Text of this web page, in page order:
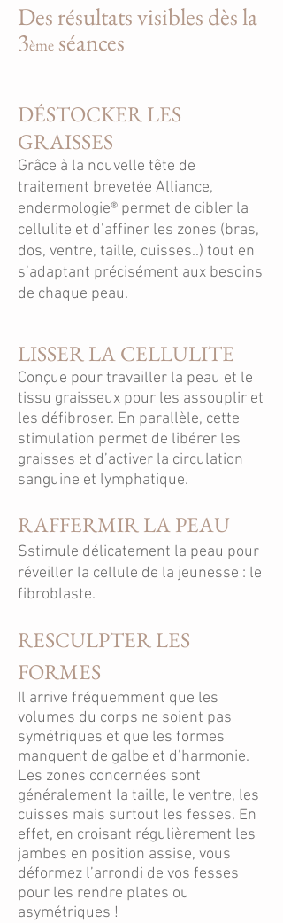
Des résultats visibles dès la
3ème séances
​DÉSTOCKER LES
GRAISSES
Grâce à la nouvelle tête de
traitement brevetée Alliance,
endermologie® permet de cibler la
cellulite et d’affiner les zones (bras,
dos, ventre, taille, cuisses..) tout en
s’adaptant précisément aux besoins
de chaque peau.
LISSER LA CELLULITE
Conçue pour travailler la peau et le
tissu graisseux pour les assouplir et
les défibroser. En parallèle, cette
stimulation permet de libérer les
graisses et d’activer la circulation
sanguine et lymphatique.
RAFFERMIR LA PEAU
Sstimule délicatement la peau pour
réveiller la cellule de la jeunesse : le
fibroblaste.
RESCULPTER LES
FORMES
Il arrive fréquemment que les
volumes du corps ne soient pas
symétriques et que les formes
manquent de galbe et d’harmonie.
Les zones concernées sont
généralement la taille, le ventre, les
cuisses mais surtout les fesses. En
effet, en croisant régulièrement les
jambes en position assise, vous
déformez l’arrondi de vos fesses
pour les rendre plates ou
asymétriques !